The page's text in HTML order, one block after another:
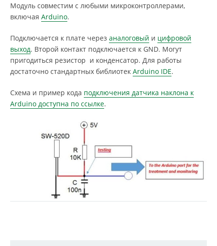
Модуль совместим с любыми микроконтроллерами,
включая Arduino.
Подключается к плате через аналоговый и цифровой
выход. Второй контакт подключается к GND. Могут
пригодиться резистор и конденсатор. Для работы
достаточно стандартных библиотек Arduino IDE.
Схема и пример кода подключения датчикa наклона к
Arduino доступна по ссылке.